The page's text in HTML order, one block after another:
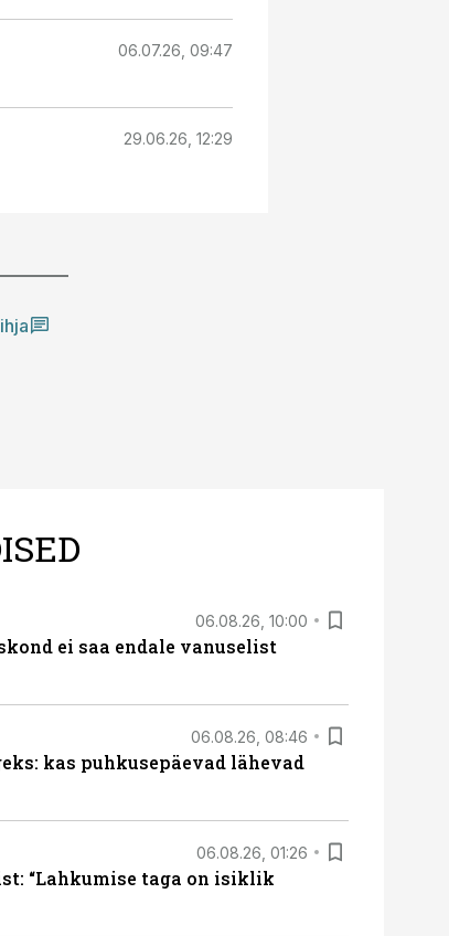
06.07.26, 09:47
29.06.26, 12:29
06.08.26, 10:00
ei saa endale vanuselist
06.08.26, 08:46
kas puhkusepäevad lähevad
06.08.26, 01:26
“Lahkumise taga on isiklik